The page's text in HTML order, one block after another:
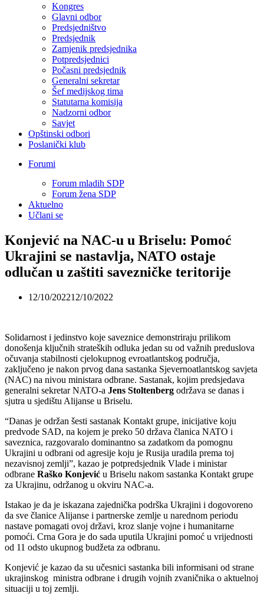
Kongres
Glavni odbor
Predsjedništvo
Predsjednik
Zamjenik predsjednika
Potpredsjednici
Počasni predsjednik
Generalni sekretar
Šef medijskog tima
Statutarna komisija
Nadzorni odbor
Savjet
Opštinski odbori
Poslanički klub
Forumi
Forum mladih SDP
Forum žena SDP
Aktuelno
Učlani se
Konjević na NAC-u u Briselu: Pomoć
Ukrajini se nastavlja, NATO ostaje
odlučan u zaštiti savezničke teritorije
12/10/202212/10/2022
Solidarnost i jedinstvo koje saveznice demonstriraju prilikom
donošenja ključnih strateških odluka jedan su od važnih preduslova
očuvanja stabilnosti cjelokupnog evroatlantskog područja,
zaključeno je nakon prvog dana sastanka Sjevernoatlantskog savjeta
(NAC) na nivou ministara odbrane. Sastanak, kojim predsjedava
generalni sekretar NATO-a Jens Stoltenberg održava se danas i
sjutra u sjedištu Alijanse u Briselu.
“Danas je održan šesti sastanak Kontakt grupe, inicijative koju
predvode SAD, na kojem je preko 50 država članica NATO i
saveznica, razgovaralo dominantno sa zadatkom da pomognu
Ukrajini u odbrani od agresije koju je Rusija uradila prema toj
nezavisnoj zemlji”, kazao je potpredsjednik Vlade i ministar
odbrane Raško Konjević u Briselu nakom sastanka Kontakt grupe
za Ukrajinu, održanog u okviru NAC-a.
Istakao je da je iskazana zajednička podrška Ukrajini i dogovoreno
da sve članice Alijanse i partnerske zemlje u narednom periodu
nastave pomagati ovoj državi, kroz slanje vojne i humanitarne
pomoći. Crna Gora je do sada uputila Ukrajini pomoć u vrijednosti
od 11 odsto ukupnog budžeta za odbranu.
Konjević je kazao da su učesnici sastanka bili informisani od strane
ukrajinskog ministra odbrane i drugih vojnih zvaničnika o aktuelnoj
situaciji u toj zemlji.